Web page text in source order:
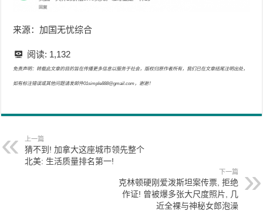
来源：加国无忧综合
阅读: 1,132
免责声明：转载此文章的目的旨在传播更多信息以服务于社会，版权归原作者所有，我们已在文章结尾注明出处，
如有标注错误或其他问题请发邮件01simple888@gmail.com，谢谢！
上一篇
猜不到! 加拿大这座城市领先整个
北美: 生活质量排名第一!
下一篇
克林顿硬刚爱泼斯坦案传票, 拒绝
作证! 曾被爆多张大尺度照片, 几
近全裸与神秘女郎泡澡